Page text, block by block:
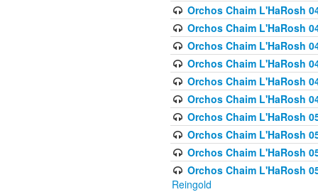
Orchos Chaim L'HaRosh
Orchos Chaim L'HaRosh
Orchos Chaim L'HaRosh
Orchos Chaim L'HaRosh
Orchos Chaim L'HaRosh
Orchos Chaim L'HaRosh
Orchos Chaim L'HaRosh
Orchos Chaim L'HaRosh
Orchos Chaim L'HaRosh
Orchos Chaim L'HaRosh
Reingold